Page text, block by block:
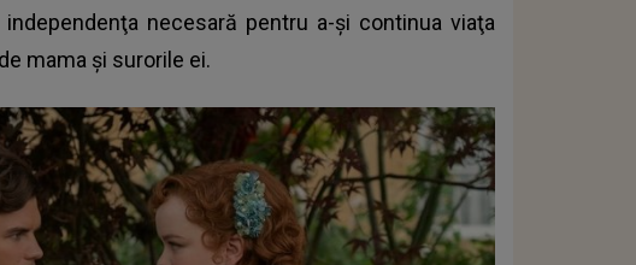
necesară pentru a-şi continua viaţa
mama şi surorile ei.